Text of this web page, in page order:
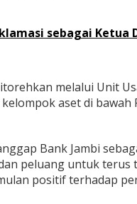
sebagai Ketua
melalui Unit
aset di bawah
Bank Jambi
peluang untuk terus
positif terhadap